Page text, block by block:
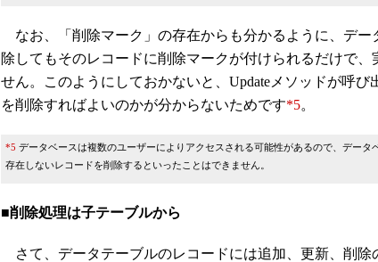
なお、「削除マーク」の存在からも分かるように、デー
除してもそのレコードに削除マークが付けられるだけで、
せん。このようにしておかないと、Updateメソッドが呼び
を削除すればよいのかが分からないためです*5。
*5 データベースは複数のユーザーによりアクセスされる可能性があるので、データ
存在しないレコードを削除するといったことはできません。
■削除処理は子テーブルから
さて、データテーブルのレコードには追加、更新、削除